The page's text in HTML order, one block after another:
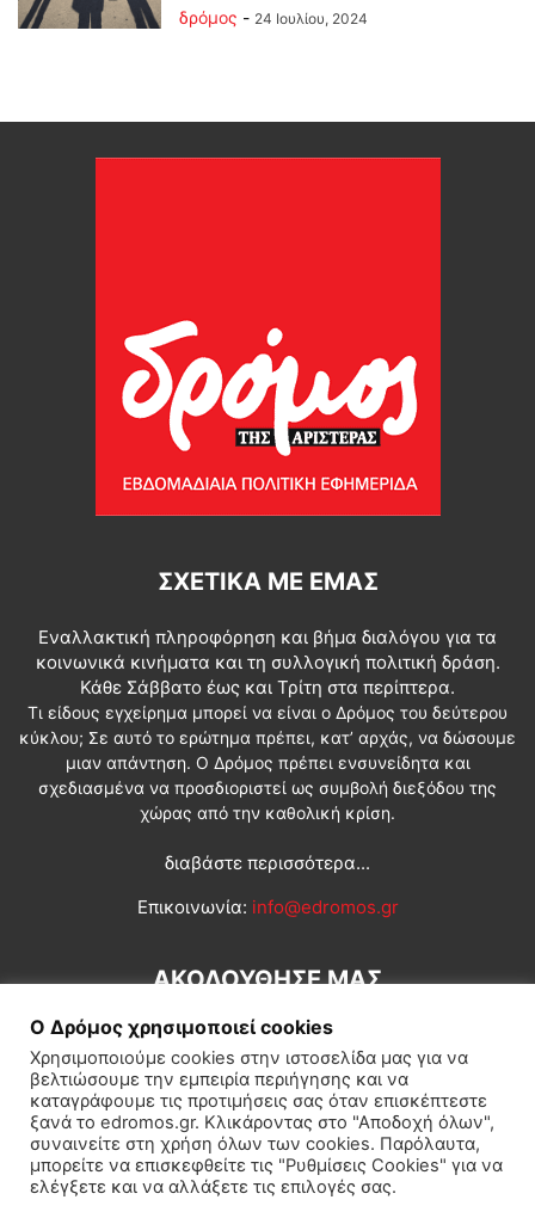
δρόμος - 24 Ιουλίου, 2024
ΣΧΕΤΙΚΆ ΜΕ ΕΜΆΣ
Εναλλακτική πληροφόρηση και βήμα διαλόγου για τα
κοινωνικά κινήματα και τη συλλογική πολιτική δράση.
Κάθε Σάββατο έως και Τρίτη στα περίπτερα.
Τι είδους εγχείρημα μπορεί να είναι ο Δρόμος του δεύτερου
κύκλου; Σε αυτό το ερώτημα πρέπει, κατ’ αρχάς, να δώσουμε
μιαν απάντηση. Ο Δρόμος πρέπει ενσυνείδητα και
σχεδιασμένα να προσδιοριστεί ως συμβολή διεξόδου της
χώρας από την καθολική κρίση.
διαβάστε περισσότερα...
Επικοινωνία: info@edromos.gr
ΑΚΟΛΟΥΘΗΣΕ ΜΑΣ
Εγγραφή συνδρομητή Πολιτική Διεθνή Κοινωνία
Πολιτισμός Αφιερώματα
Ο Δρόμος χρησιμοποιεί cookies
Χρησιμοποιούμε cookies στην ιστοσελίδα μας για να
βελτιώσουμε την εμπειρία περιήγησης και να
καταγράφουμε τις προτιμήσεις σας όταν επισκέπτεστε
ξανά το edromos.gr. Κλικάροντας στο "Αποδοχή όλων",
συναινείτε στη χρήση όλων των cookies. Παρόλαυτα,
μπορείτε να επισκεφθείτε τις "Ρυθμίσεις Cookies" για να
ελέγξετε και να αλλάξετε τις επιλογές σας.